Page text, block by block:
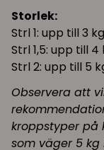
Storlek:
Strl 1: upp till 3 kg
Strl 1,5: upp till 4
Strl 2: upp till 5
Observera att
kroppstyper på
som väger 5 kg